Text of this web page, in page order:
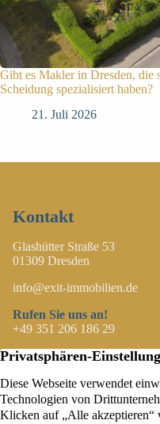
Gibt es Makler in Dresden, die
Scheidung spezialisiert haben?
21. Juli 2026
Kontakt
Glashütter Straße 53
01309 Dresden
info@exit-immobilien.de
Rufen Sie uns an!
+49 351 206 186 29
Immobilien
Immobilienangebote